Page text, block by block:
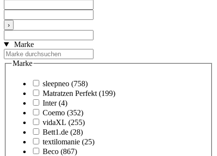
›
Marke
Marke
sleepneo (758)
Matratzen Perfekt (199)
Inter (4)
Coemo (352)
vidaXL (255)
Bett1.de (28)
textilomanie (25)
Beco (867)